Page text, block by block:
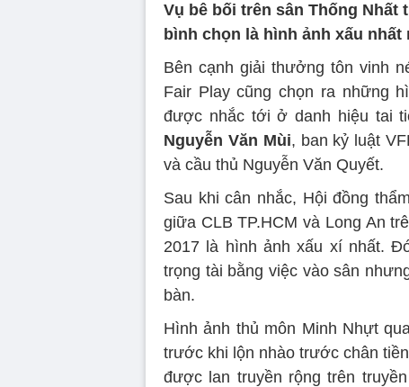
Vụ bê bối trên sân Thống Nhất
bình chọn là hình ảnh xấu nhất
Bên cạnh giải thưởng tôn vinh
Fair Play cũng chọn ra những
được nhắc tới ở danh hiệu tai
Nguyễn Văn Mùi, ban kỷ luật
và cầu thủ Nguyễn Văn Quyết.
Sau khi cân nhắc, Hội đồng
giữa CLB TP.HCM và Long An
2017 là hình ảnh xấu xí nhất.
trọng tài bằng việc vào sân
bàn.
Hình ảnh thủ môn Minh Nhựt
trước khi lộn nhào trước chân
được lan truyền rộng trên